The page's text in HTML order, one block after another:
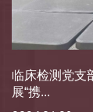
临床检测党支
展“携...